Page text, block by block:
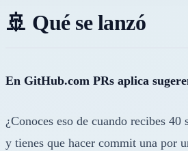
🚢 Qué se lanzó
En GitHub.com PRs aplica
¿Conoces eso de cuando recibes 40
y tienes que hacer commit una por